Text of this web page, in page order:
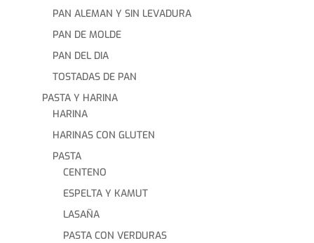
PAN ALEMAN Y SIN LEVADURA
PAN DE MOLDE
PAN DEL DIA
TOSTADAS DE PAN
PASTA Y HARINA
HARINA
HARINAS CON GLUTEN
PASTA
CENTENO
ESPELTA Y KAMUT
LASAÑA
PASTA CON VERDURAS